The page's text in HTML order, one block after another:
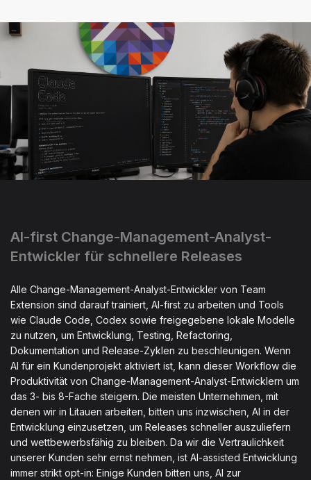
AI-first Change-Management-Analyst-
Entwickler für schnellere Releases
Alle Change-Management-Analyst-Entwickler von Team
Extension sind darauf trainiert, AI-first zu arbeiten und Tools
wie Claude Code, Codex sowie freigegebene lokale Modelle
zu nutzen, um Entwicklung, Testing, Refactoring,
Dokumentation und Release-Zyklen zu beschleunigen. Wenn
AI für ein Kundenprojekt aktiviert ist, kann dieser Workflow die
Produktivität von Change-Management-Analyst-Entwicklern um
das 3- bis 8-Fache steigern. Die meisten Unternehmen, mit
denen wir in Litauen arbeiten, bitten uns inzwischen, AI in der
Entwicklung einzusetzen, um Releases schneller auszuliefern
und wettbewerbsfähig zu bleiben. Da wir die Vertraulichkeit
unserer Kunden sehr ernst nehmen, ist AI-assisted Entwicklung
immer strikt opt-in: Einige Kunden bitten uns, AI zur